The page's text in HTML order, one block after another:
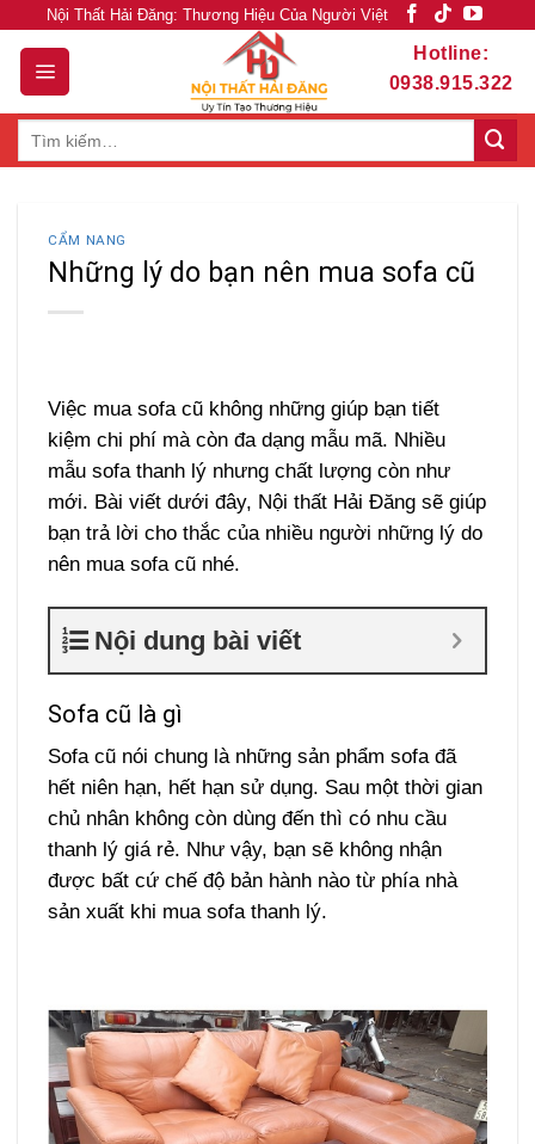
content
Nội Thất Hải Đăng: Thương Hiệu Của Người Việt
Hotline:
0938.915.322
CẨM NANG
Những lý do bạn nên mua sofa cũ
Việc mua sofa cũ không những giúp bạn tiết
kiệm chi phí mà còn đa dạng mẫu mã. Nhiều
mẫu sofa thanh lý nhưng chất lượng còn như
mới. Bài viết dưới đây, Nội thất Hải Đăng sẽ giúp
bạn trả lời cho thắc của nhiều người những lý do
nên mua sofa cũ nhé.
Nội dung bài viết
Sofa cũ là gì
Sofa cũ nói chung là những sản phẩm sofa đã
hết niên hạn, hết hạn sử dụng. Sau một thời gian
chủ nhân không còn dùng đến thì có nhu cầu
thanh lý giá rẻ. Như vậy, bạn sẽ không nhận
được bất cứ chế độ bản hành nào từ phía nhà
sản xuất khi mua sofa thanh lý.